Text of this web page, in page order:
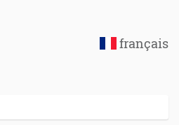
français